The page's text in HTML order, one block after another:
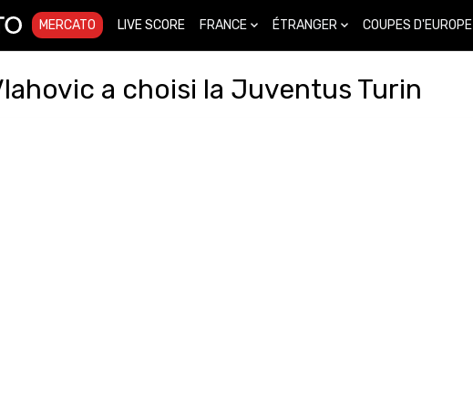
MERCATO LIVE SCORE FRANCE ÉTRANGER COUPES D'EUROPE
a choisi la Juventus Turin